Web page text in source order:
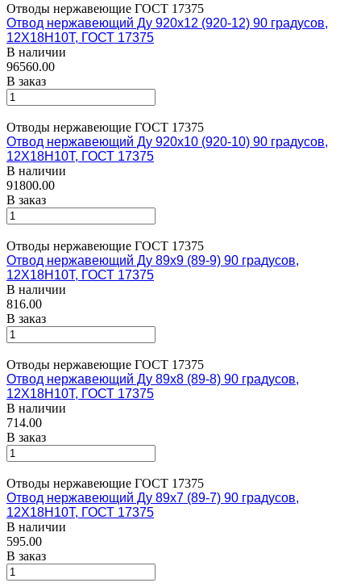
Отводы нержавеющие ГОСТ 17375
Отвод нержавеющий Ду 920х12 (920-12) 90 градусов,
12Х18Н10Т, ГОСТ 17375
В наличии
96560.00
В заказ
Отводы нержавеющие ГОСТ 17375
Отвод нержавеющий Ду 920х10 (920-10) 90 градусов,
12Х18Н10Т, ГОСТ 17375
В наличии
91800.00
В заказ
Отводы нержавеющие ГОСТ 17375
Отвод нержавеющий Ду 89х9 (89-9) 90 градусов,
12Х18Н10Т, ГОСТ 17375
В наличии
816.00
В заказ
Отводы нержавеющие ГОСТ 17375
Отвод нержавеющий Ду 89х8 (89-8) 90 градусов,
12Х18Н10Т, ГОСТ 17375
В наличии
714.00
В заказ
Отводы нержавеющие ГОСТ 17375
Отвод нержавеющий Ду 89х7 (89-7) 90 градусов,
12Х18Н10Т, ГОСТ 17375
В наличии
595.00
В заказ